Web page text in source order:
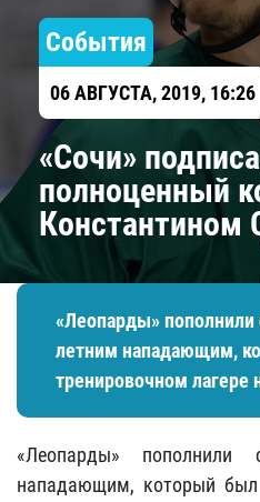
События
06 АВГУСТА, 2019, 16:26
«Сочи»
полноценный
Константином
«Леопарды» пополнили
летним нападающим,
тренировочном лагере
«Леопарды» пополнили
нападающим, который был